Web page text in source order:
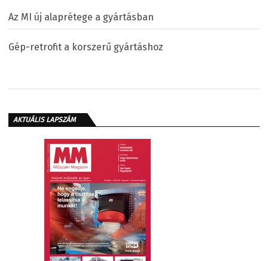
Az MI új alaprétege a gyártásban
Gép-retrofit a korszerű gyártáshoz
AKTUÁLIS LAPSZÁM